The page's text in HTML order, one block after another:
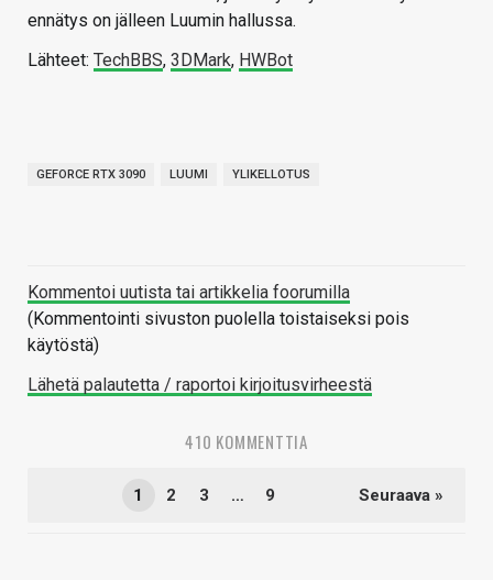
ennätys on jälleen Luumin hallussa.
Lähteet: TechBBS, 3DMark, HWBot
GEFORCE RTX 3090 LUUMI YLIKELLOTUS
Kommentoi uutista tai artikkelia foorumilla
(Kommentointi sivuston puolella toistaiseksi pois
käytöstä)
Lähetä palautetta / raportoi kirjoitusvirheestä
410 KOMMENTTIA
1 2 3 … 9 Seuraava »